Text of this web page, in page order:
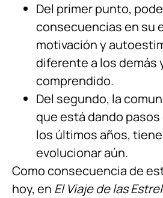
Del primer punto,
consecuencias en su
motivación y
diferente a los demás
comprendido.
Del segundo, la
que está dando
los últimos años,
evolucionar aún.
Como consecuencia de
hoy, en El Viaje de las